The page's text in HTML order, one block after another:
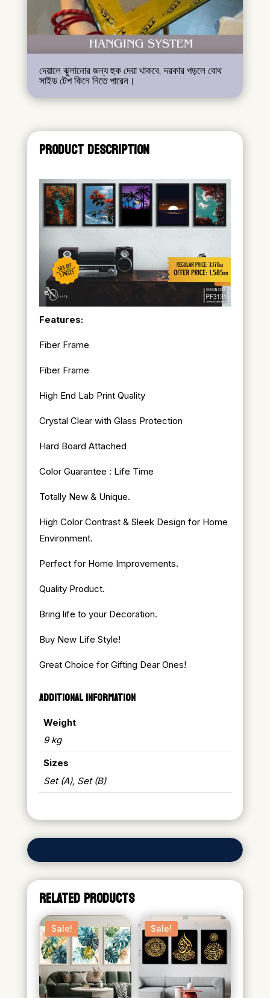
দেয়ালে ঝুলানোর জন্য হুক দেয়া থাকবে, দরকার পড়লে বোথ
সাইড টেপ কিনে নিতে পারেন।
PRODUCT DESCRIPTION
Features:
Fiber Frame
Fiber Frame
High End Lab Print Quality
Crystal Clear with Glass Protection
Hard Board Attached
Color Guarantee : Life Time
Totally New & Unique.
High Color Contrast & Sleek Design for Home
Environment.
Perfect for Home Improvements.
Quality Product.
Bring life to your Decoration.
Buy New Life Style!
Great Choice for Gifting Dear Ones!
ADDITIONAL INFORMATION
Weight
9 kg
Sizes
Set (A), Set (B)
RELATED PRODUCTS
Sale! Sale!